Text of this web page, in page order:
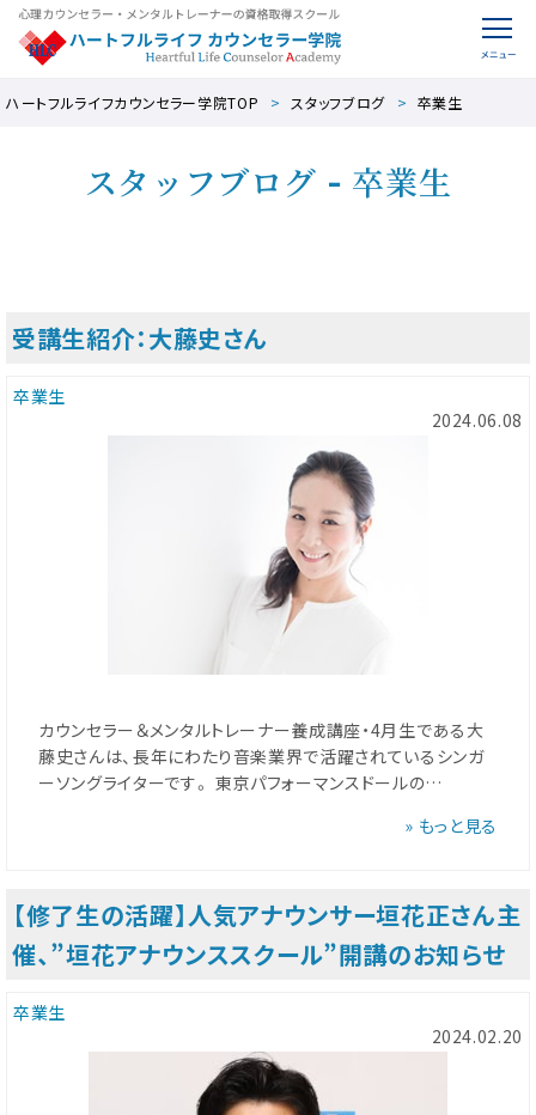
ハートフルライフカウンセラー学院TOP スタッフブログ 卒業生
スタッフブログ - 卒業生
受講生紹介：大藤史さん
卒業生
2024.06.08
カウンセラー＆メンタルトレーナー養成講座・4月生である大
藤史さんは、長年にわたり音楽業界で活躍されているシンガ
ーソングライターです。 東京パフォーマンスドールの…
» もっと見る
【修了生の活躍】人気アナウンサー垣花正さん主
催、”垣花アナウンススクール”開講のお知らせ
卒業生
2024.02.20